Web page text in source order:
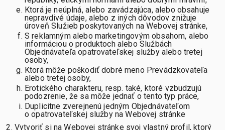
Ktorá je neúplná, alebo zavádzajúca, alebo obsahuje
nepravdivé údaje, alebo z iných dôvodov znižuje
úroveň Služieb poskytovaných na Webovej stránke,
S reklamným alebo marketingovým obsahom, alebo
informáciou o produktoch alebo Službách
Objednávateľa opatrovateľskej služby alebo tretej
osoby,
Ktorá môže poškodiť dobré meno Prevádzkovateľa
alebo tretej osoby,
Erotického charakteru, resp. také, ktoré vzbudzujú
podozrenie, že sa môže jednať o tento typ práce,
Duplicitne zverejnenú jedným Objednávateľom
o opatrovateľskej služby na Webovej stránke
Vytvoriť si na Webovej stránke svoj vlastný profil, ktorý